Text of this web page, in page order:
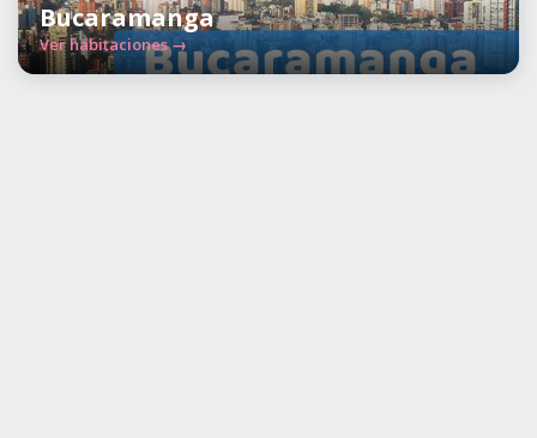
Bucaramanga
Ver habitaciones →